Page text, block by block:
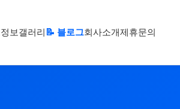
정보갤러리📝 블로그회사소개제휴문의